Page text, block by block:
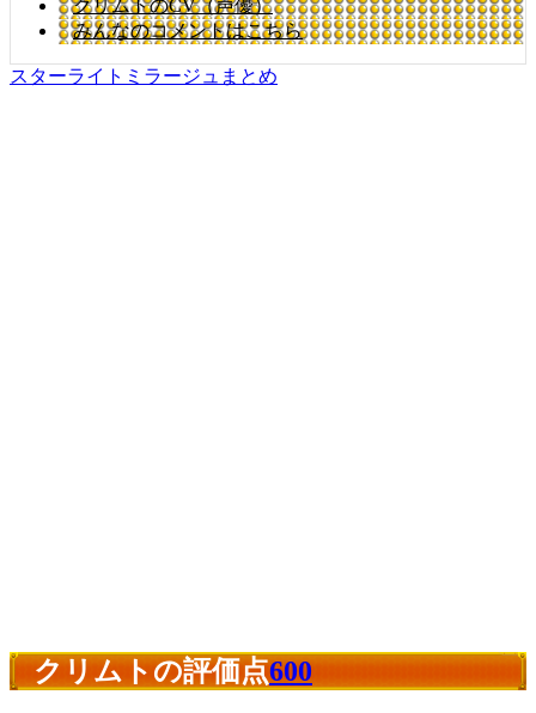
クリムトのCV（声優）
みんなのコメントはこちら
スターライトミラージュまとめ
クリムトの評価点600